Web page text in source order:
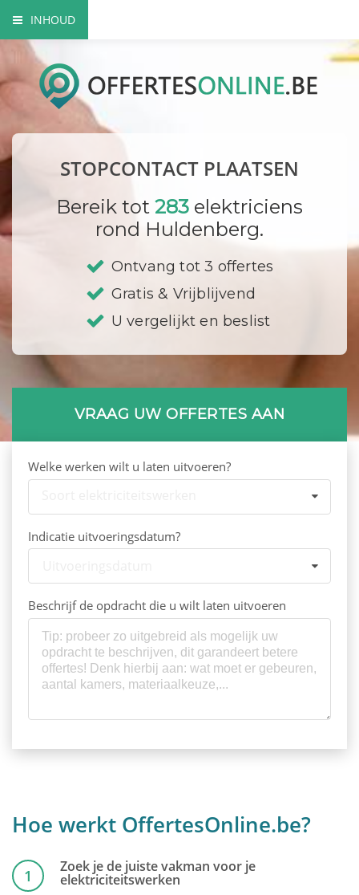
INHOUD
Het nut van extra contactdozen
Waarom beroep doen op een vakman?
Elektriciteitskeuring nodig?
Waar plaats ik mijn stopcontacten?
Hoe vervang ik een contactdoos?
STOPCONTACT PLAATSEN
Bereik tot 283 elektriciens
rond Huldenberg.
Ontvang tot 3 offertes
Gratis & Vrijblijvend
U vergelijkt en beslist
VRAAG UW OFFERTES AAN
Welke werken wilt u laten uitvoeren?
Indicatie uitvoeringsdatum?
Beschrijf de opdracht die u wilt laten uitvoeren
Hoe werkt OffertesOnline.be?
1 Zoek je de juiste vakman voor je
elektriciteitswerken